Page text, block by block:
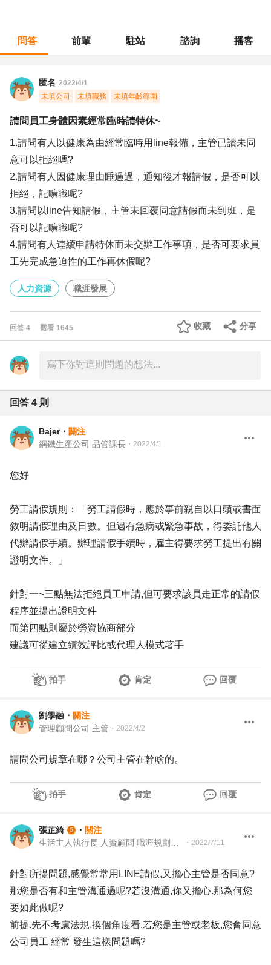
問答 前輩 駐站 諮詢 播客
匿名 2022/4/1
未填公司
未填職務 未填年齡範圍
請問員工身體因素經常臨時請特休~
1.請問有人以健康為由經常臨時用line報備，主管已讀未同
意可以拒絕嗎?
2.請問有人因健康理由睡過過，通知後才報請假，是否可以
拒絕，記曠職呢?
3.請問以line告知請假，主管未回覆同意請假而未到班，是
否可以記曠職呢?
4.請問有人連續申請特休而未交辦工作事項，是否可要求員
工先完成急迫性的工作再休假呢?
人力資源 職涯發展
回答 4 觀看 1645 分享
收藏
回答 4 則
Bajer ・ 關注
鋼鐵生產公司 品管課長 ・ 2022/4/1
您好
勞工請假規則：「勞工請假時，應於事前親自以口頭或書面
敘明請假理由及日數。但遇有急病或緊急事故，得委託他人
代辦請假手續。辦理請假手續時，雇主得要求勞工提出有關
證明文件。」
針對一~三點無法拒絕員工申請,但可要求該員走正常的請假
程序並提出證明文件
而第四點則屬於勞資協商部分
建議可從建立績效評比或代理人模式著手
拍手 肯定 回覆
劉學融 ・ 關注
管理顧問公司 主管 ・ 2022/4/2
請問公司規章在哪？公司主管在幹啥的。
拍手 肯定 回覆
張芷綺 ・ 關注
・ 2022/7/11
針對所提問題,感覺常常用LINE請假,又擔心主管是否同意?
那您是否有和主管溝通過呢?若沒溝通,你又擔心.那為何您
要如此做呢?
前提.先不考慮法規,換個角度看,若您是主管或老板,您會同意
公司員工 經常 發生這樣問題嗎?